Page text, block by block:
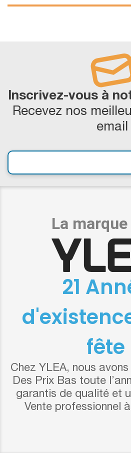
Inscrivez-vous à
Recevez nos
email
21
fête
Chez YLEA, nous
Des Prix Bas toute
garantis de qualité et
Vente professionnel